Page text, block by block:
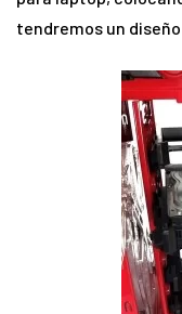
tendremos un